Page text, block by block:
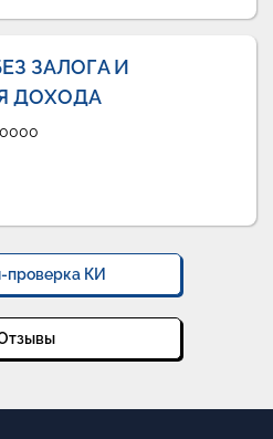
ЗАЛОГА И
ДОХОДА
проверка КИ